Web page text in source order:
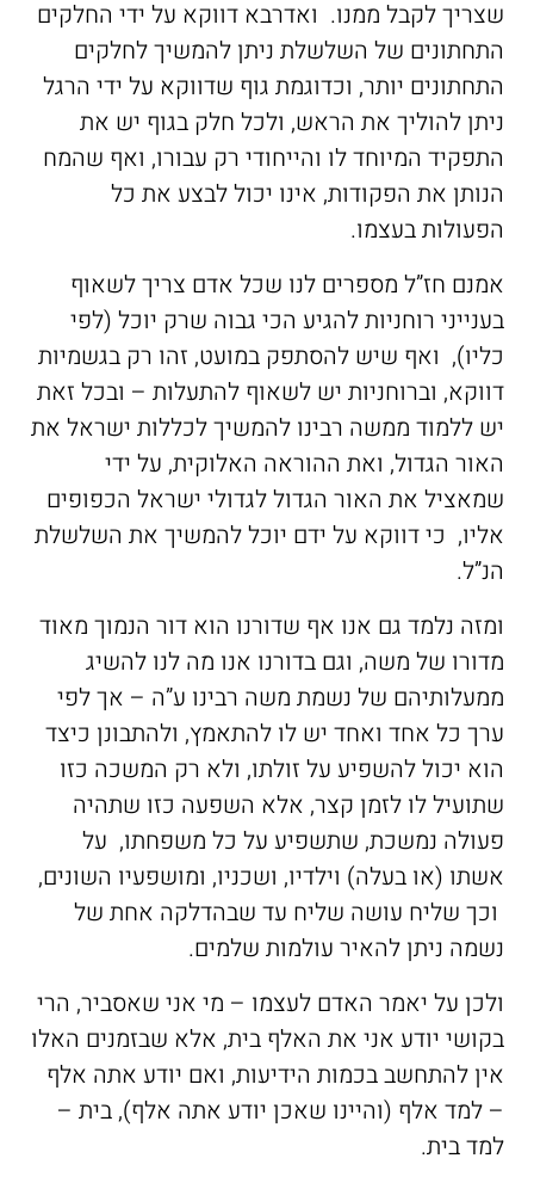
שצריך לקבל ממנו. ואדרבא דווקא על ידי החלקים
התחתונים של השלשלת ניתן להמשיך לחלקים
התחתונים יותר, וכדוגמת גוף שדווקא על ידי הרגל
ניתן להוליך את הראש, ולכל חלק בגוף יש את
התפקיד המיוחד לו והייחודי רק עבורו, ואף שהמח
הנותן את הפקודות, אינו יכול לבצע את כל
הפעולות בעצמו.
אמנם חז”ל מספרים לנו שכל אדם צריך לשאוף
בענייני רוחניות להגיע הכי גבוה שרק יוכל (לפי
כליו), ואף שיש להסתפק במועט, זהו רק בגשמיות
דווקא, וברוחניות יש לשאוף להתעלות – ובכל זאת
יש ללמוד ממשה רבינו להמשיך לכללות ישראל את
האור הגדול, ואת ההוראה האלוקית, על ידי
שמאציל את האור הגדול לגדולי ישראל הכפופים
אליו, כי דווקא על ידם יוכל להמשיך את השלשלת
הנ”ל.
ומזה נלמד גם אנו אף שדורנו הוא דור הנמוך מאוד
מדורו של משה, וגם בדורנו אנו מה לנו להשיג
ממעלותיהם של נשמת משה רבינו ע”ה – אך לפי
ערך כל אחד ואחד יש לו להתאמץ, ולהתבונן כיצד
הוא יכול להשפיע על זולתו, ולא רק המשכה כזו
שתועיל לו לזמן קצר, אלא השפעה כזו שתהיה
פעולה נמשכת, שתשפיע על כל משפחתו, על
אשתו (או בעלה) וילדיו, ושכניו, ומושפעיו השונים,
וכך שליח עושה שליח עד שבהדלקה אחת של
נשמה ניתן להאיר עולמות שלמים.
ולכן על יאמר האדם לעצמו – מי אני שאסביר, הרי
בקושי יודע אני את האלף בית, אלא שבזמנים האלו
אין להתחשב בכמות הידיעות, ואם יודע אתה אלף
– למד אלף (והיינו שאכן יודע אתה אלף), בית –
למד בית.